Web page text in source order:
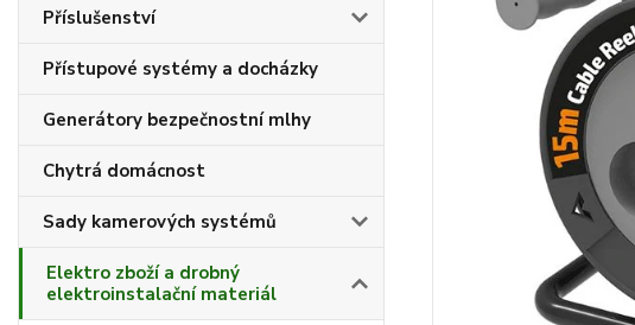
Příslušenství
Přístupové systémy a docházky
Generátory bezpečnostní mlhy
Chytrá domácnost
Sady kamerových systémů
Elektro zboží a drobný
elektroinstalační materiál